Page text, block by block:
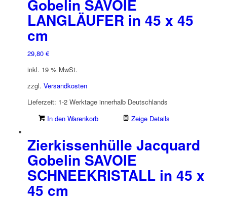
Gobelin SAVOIE
LANGLÄUFER in 45 x 45
cm
29,80 €
inkl. 19 % MwSt.
zzgl. Versandkosten
Lieferzeit: 1-2 Werktage innerhalb Deutschlands
In den Warenkorb
Zeige Details
Zierkissenhülle Jacquard
Gobelin SAVOIE
SCHNEEKRISTALL in 45 x
45 cm